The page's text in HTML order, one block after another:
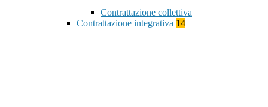
Contrattazione collettiva
Contrattazione integrativa 14